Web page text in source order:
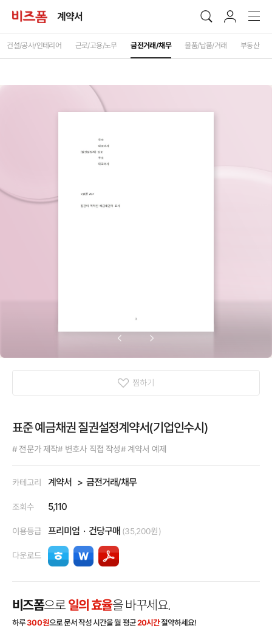
계약서
건설/공사/인테리어 근로/고용/노무 금전거래/채무 물품/납품/거래 부동산
찜하기
표준 예금채권 질권설정계약서(기업인수시)
# 전문가 제작# 변호사 직접 작성# 계약서 예제
카테고리 계약서 금전거래/채무
조회수 5,110
이용등급 프리미엄 건당구매 (35,200원)
다운로드
비즈폼으로 일의 효율을 바꾸세요.
하루300원으로 문서 작성 시간을 월 평균20시간절약하세요!